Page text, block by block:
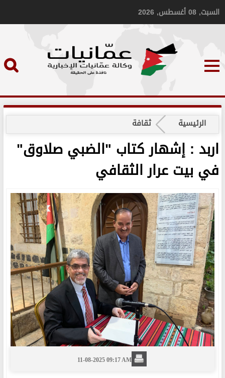
السبت, 08 أغسطس, 2026
الرئيسية ثقافة
اربد : إشهار كتاب "الضبي صلاوق"
في بيت عرار الثقافي
11-08-2025 09:17 AM